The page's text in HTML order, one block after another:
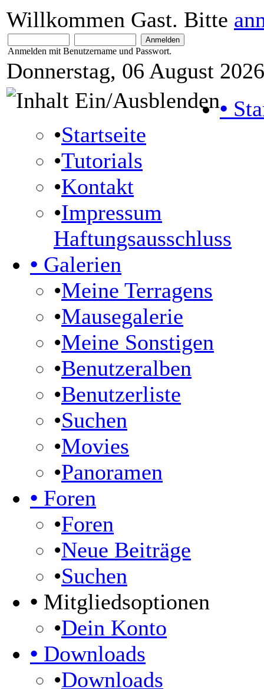
Willkommen Gast. Bitte
Anmelden mit Benutzername und Passwort.
Donnerstag, 06 August
•
•Startseite
•Tutorials
•Kontakt
•Impressum
Haftungsausschluss
• Galerien
•Meine Terragens
•Mausegalerie
•Meine Sonstigen
•Benutzeralben
•Benutzerliste
•Suchen
•Movies
•Panoramen
• Foren
•Foren
•Neue Beiträge
•Suchen
• Mitgliedsoptionen
•Dein Konto
• Downloads
•Downloads